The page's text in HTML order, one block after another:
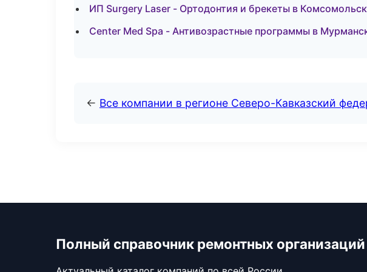
ИП Surgery Laser - Ортодонтия и брекеты в
Center Med Spa - Антивозрастные программы в
← Все компании в регионе Северо-Кавказский
Полный справочник ремонтных организаций